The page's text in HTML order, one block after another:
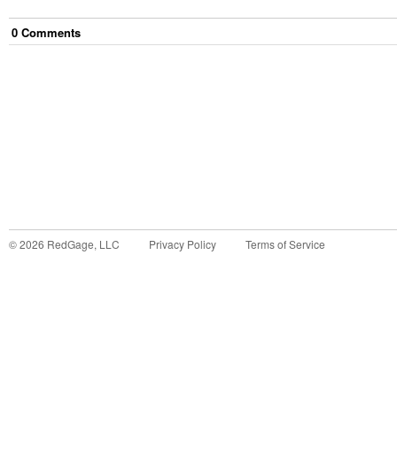
0 Comments
©2026 RedGage, LLC Privacy Policy Terms of Service